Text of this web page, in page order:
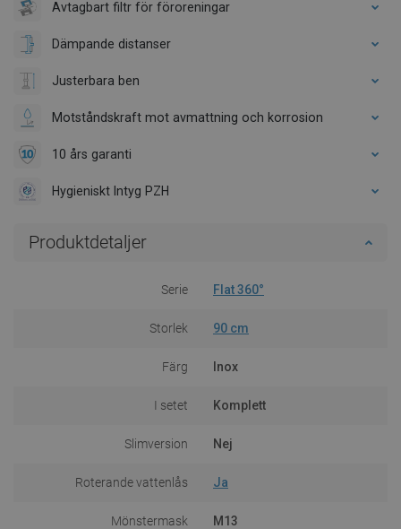
Avtagbart filtr för föroreningar
Dämpande distanser
Justerbara ben
Motståndskraft mot avmattning och korrosion
10 års garanti
Hygieniskt Intyg PZH
Produktdetaljer
Serie Flat 360°
Storlek 90 cm
Färg Inox
I setet Komplett
Slimversion Nej
Roterande vattenlås Ja
Mönstermask M13